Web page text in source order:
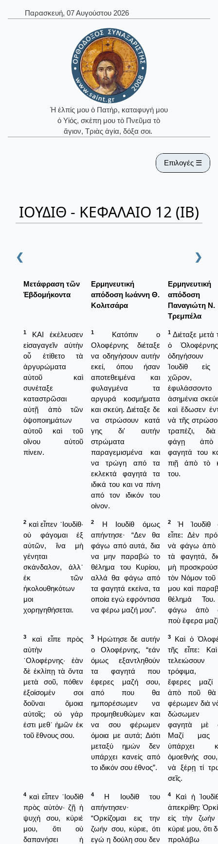
Παρασκευή, 07 Αυγούστου 2026
Ἡ ἐλπίς μου ὁ Πατήρ, καταφυγή μου
ὁ Υἱός, σκέπη μου τὸ Πνεῦμα τὸ
ἅγιον, Τριὰς ἁγία, δόξα σοι.
Επιλογές ☰
ΙΟΥΔΙΘ - ΚΕΦΑΛΑΙΟ 12 (ΙΒ)
❮ ❯
Μετάφραση τῶν
Ἑβδομήκοντα
Ερμηνευτική
απόδοση Ιωάννη Θ.
Κολιτσάρα
Ερμηνευτική
απόδοση
Παναγιώτη Ν.
Τρεμπέλα
1
ΚΑΙ ἐκέλευσεν
εἰσαγαγεῖν αὐτὴν
οὗ ἐτίθετο τὰ
ἀργυρώματα
αὐτοῦ καὶ
συνέταξε
καταστρῶσαι
αὐτῇ ἀπὸ τῶν
ὀψοποιημάτων
αὐτοῦ καὶ τοῦ
οἴνου αὐτοῦ
πίνειν.
1
Κατόπιν ο
Ολοφέρνης διέταξε
να οδηγήσουν αυτήν
εκεί, όπου ήσαν
αποτεθειμένα και
φυλαγμένα τα
αργυρά κοσμήματα
και σκεύη. Διέταξε δε
να στρώσουν κατά
γης δι' αυτήν
στρώματα
παραγεμισμένα και
να τρώγη από τα
εκλεκτά φαγητά τα
ιδικά του και να πίνη
από τον ιδικόν του
οίνον.
1 Διέταξε μετὰ
ὁ
ὁδηγήσουν
Ἰουδὶθ
χῶρον,
ἀσημένια
καὶ ἔδωσεν
νὰ τῆς
τραπέζι,
φάγῃ
φαγητά του
πιῇ ἀπὸ τὸ
του.
2 καὶ εἶπεν ᾿Ιουδίθ·
οὐ φάγομαι ἐξ
αὐτῶν, ἵνα μὴ
γένηται
σκάνδαλον, ἀλλ᾿
ἐκ τῶν
ἠκολουθηκότων
μοι
χορηγηθήσεται.
2
Η Ιουδίθ όμως
απήντησε· “Δεν θα
φάγω από αυτά, δια
να μην παραβώ το
θέλημα του Κυρίου,
αλλά θα φάγω από
τα φαγητά εκείνα, τα
οποία εγώ εφρόντισα
να φέρω μαζή μου”.
2
Ἡ Ἰουδὶθ
εἶπε: Δὲν
νὰ φάγω ἀπὸ
τὰ φαγητά,
μὴ
τὸν Νόμον
μου καὶ
θέλημά
φάγω ἀπὸ
ποὺ ἔφερα
3
καὶ εἶπε πρὸς
αὐτὴν
᾿Ολοφέρνης· ἐὰν
δὲ ἐκλίπῃ τὰ ὄντα
μετὰ σοῦ, πόθεν
ἐξοίσομέν σοι
δοῦναι ὅμοια
αὐτοῖς; οὐ γάρ
ἐστι μεθ᾿ ἡμῶν ἐκ
τοῦ ἔθνους σου.
3
Ηρώτησε δε αυτήν
ο Ολοφέρνης, “εάν
όμως εξαντληθούν
τα φαγητά που
έφερες μαζή σου,
από που θα
ημπορέσωμεν να
προμηθευθώμεν και
να σου φέρωμεν
όμοια με αυτά; Διότι
μεταξύ ημών δεν
υπάρχει κανείς από
το ιδικόν σου έθνος”.
3
Καὶ ὁ
τῆς εἶπε:
τρόφιμα,
ἔφερες
ἀπὸ ποῦ θὰ
φέρωμεν διὰ
δώσωμεν
φαγητὰ μὲ
Μαζί μας
ὑπάρχει
ὁμοεθνής
νὰ ξέρῃ τί
σεῖς.
4 καὶ εἶπεν ᾿Ιουδὶθ
πρὸς αὐτόν· ζῇ ἡ
ψυχή σου, κύριέ
μου, ὅτι οὐ
δαπανήσει ἡ
4
Η Ιουδίθ του
απήντησεν·
“Ορκίζομαι εις την
ζωήν σου, κύριε, ότι
εγώ η δούλη σου δεν
4
Καὶ ἡ
ἀπεκρίθη:
εἰς τὴν
κύριέ μου, ὅτι